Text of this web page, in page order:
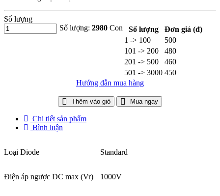
Số lượng
Số lượng: 2980 Con Số lượng
Đơn giá (đ)
1 -> 100
500
101 -> 200
480
201 -> 500
460
501 -> 3000 450
Hướng dẫn mua hàng
Thêm vào giỏ Mua ngay
Chi tiết sản phẩm
Bình luận
Loại Diode Standard
Điện áp ngược DC max (Vr) 1000V